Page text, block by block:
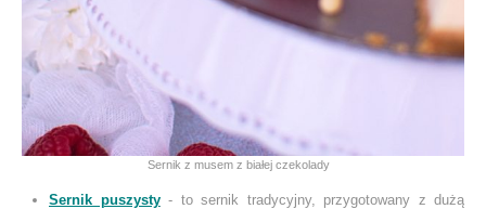
Sernik z musem z białej czekolady
Sernik puszysty- to sernik tradycyjny, przygotowany z dużą